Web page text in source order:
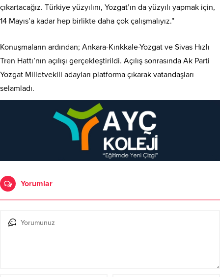
çıkartacağız. Türkiye yüzyılını, Yozgat’ın da yüzyılı yapmak için,
14 Mayıs’a kadar hep birlikte daha çok çalışmalıyız.”
Konuşmaların ardından; Ankara-Kırıkkale-Yozgat ve Sivas Hızlı
Tren Hattı’nın açılışı gerçekleştirildi. Açılış sonrasında Ak Parti
Yozgat Milletvekili adayları platforma çıkarak vatandaşları
selamladı.
Yorumlar